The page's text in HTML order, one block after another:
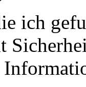
ich